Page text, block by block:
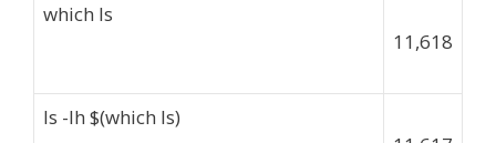
which ls
11,618
ls -lh $(which ls)